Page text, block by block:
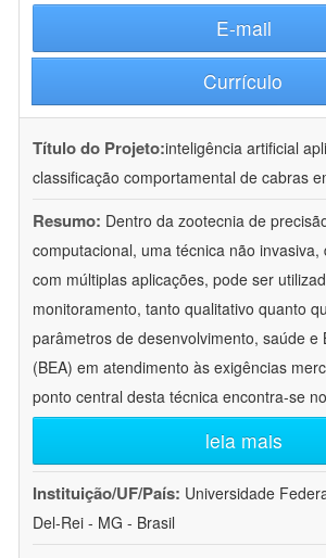
E-mail
Currículo
Título do Projeto:inteligência artificial
classificação comportamental de cabras
Resumo: Dentro da zootecnia de
computacional, uma técnica não invasiva,
com múltiplas aplicações, pode ser
monitoramento, tanto qualitativo quanto
parâmetros de desenvolvimento, saúde e
(BEA) em atendimento às exigências
ponto central desta técnica encontra-se
leia mais
Instituição/UF/País: Universidade
Del-Rei - MG - Brasil